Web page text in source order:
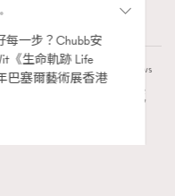
11.4k views
文化博物館《城
藝乎》、《西
時尚博主私藏的顯